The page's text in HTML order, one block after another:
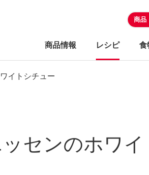
商品
商品情報 レシピ 食
イトシチュー
センのホワ